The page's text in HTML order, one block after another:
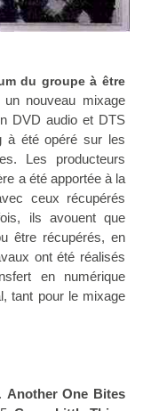
du groupe à être
nouveau mixage
DVD audio et DTS
à été opéré sur les
Les producteurs
a été apportée à la
ceux récupérés
ils avouent que
être récupérés, en
ont été réalisés
en numérique
tant pour le mixage
Another One Bites